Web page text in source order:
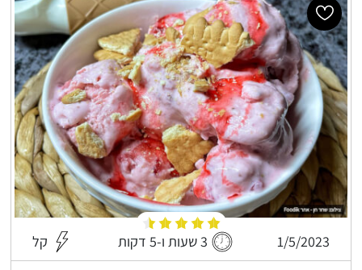
1/5/2023 3 שעות ו-5 דקות קל